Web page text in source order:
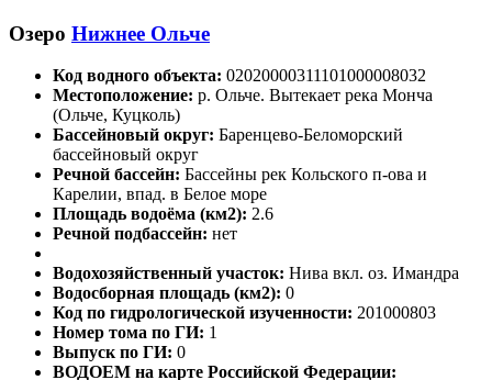
Озеро Нижнее Ольче
Код водного объекта: 02020000311101000008032
Местоположение: р. Ольче. Вытекает река Монча
(Ольче, Куцколь)
Бассейновый округ: Баренцево-Беломорский
бассейновый округ
Речной бассейн: Бассейны рек Кольского п-ова и
Карелии, впад. в Белое море
Площадь водоёма (км2): 2.6
Речной подбассейн: нет
Водохозяйственный участок: Нива вкл. оз. Имандра
Водосборная площадь (км2): 0
Код по гидрологической изученности: 201000803
Номер тома по ГИ: 1
Выпуск по ГИ: 0
ВОДОЕМ на карте Российской Федерации: